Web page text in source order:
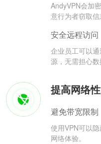
AndyVPN会加
意行为者窃取信
安全远程访问
企业员工可以
源，无需担心数
提高网络
避免带宽限制
使用VPN可以
网络体验。